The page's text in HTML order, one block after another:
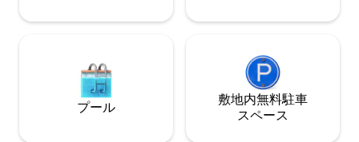
プール
敷地内無料駐⁠車
ス⁠ペ⁠ー⁠ス